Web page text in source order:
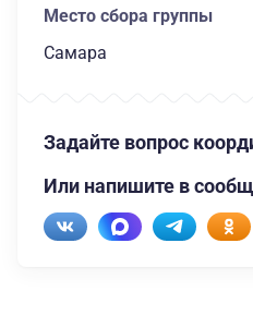
Место сбора группы
Самара
Задайте вопрос
Или напишите в